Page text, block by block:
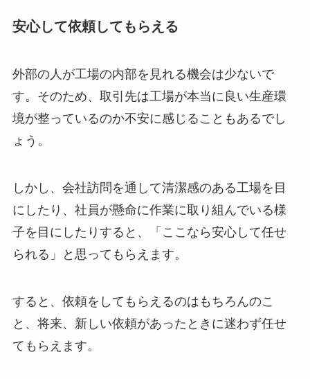
安心して依頼してもらえる
外部の人が工場の内部を見れる機会は少ないで
す。そのため、取引先は工場が本当に良い生産環
境が整っているのか不安に感じることもあるでし
ょう。
しかし、会社訪問を通して清潔感のある工場を目
にしたり、社員が懸命に作業に取り組んでいる様
子を目にしたりすると、「ここなら安心して任せ
られる」と思ってもらえます。
すると、依頼をしてもらえるのはもちろんのこ
と、将来、新しい依頼があったときに迷わず任せ
てもらえます。